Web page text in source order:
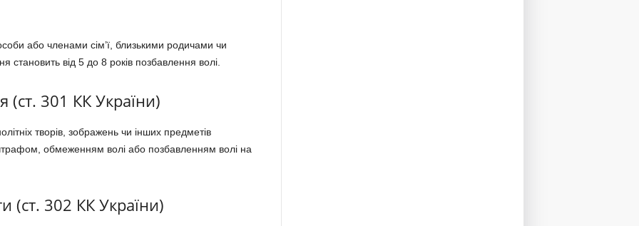
або членами сім’ї, близькими родичами чи
становить від 5 до 8 років позбавлення волі.
(ст. 301 КК України)
творів, зображень чи інших предметів
обмеженням волі або позбавленням волі на
(ст. 302 КК України)